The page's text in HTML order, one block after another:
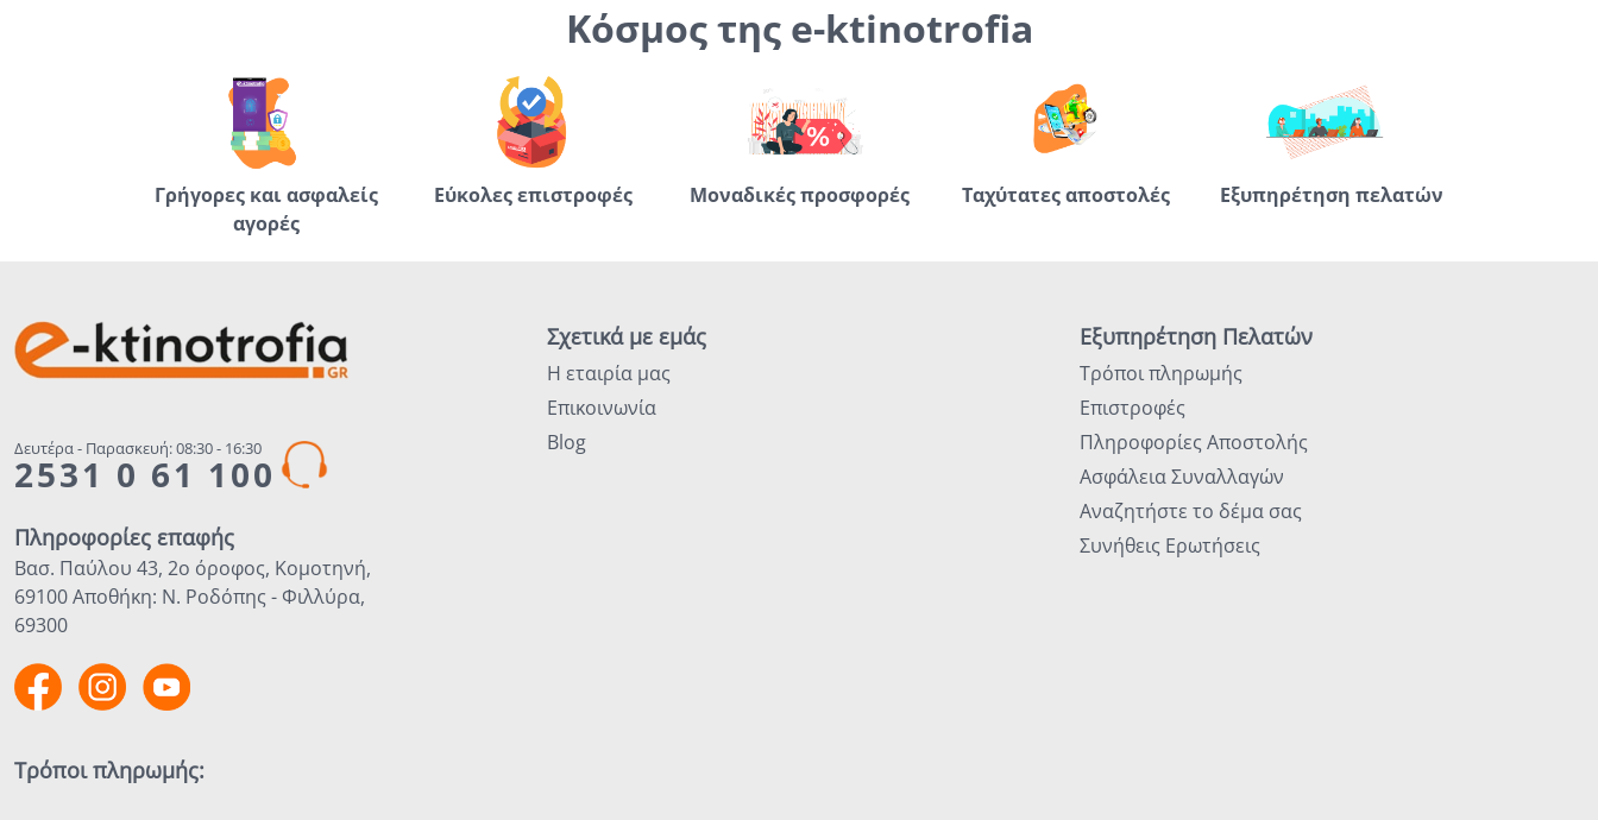
Κόσμος της e-ktinotrofia
Γρήγορες και ασφαλείς
αγορές
Εύκολες επιστροφές Μοναδικές προσφορές Ταχύτατες αποστολές Εξυπηρέτηση πελατών
Δευτέρα - Παρασκευή: 08:30 - 16:30
2531 0 61 100
Πληροφορίες επαφής
Βασ. Παύλου 43, 2ο όροφος, Κομοτηνή,
69100 Αποθήκη: Ν. Ροδόπης - Φιλλύρα,
69300
Σχετικά με εμάς
Η εταιρία μας
Επικοινωνία
Blog
Εξυπηρέτηση Πελατών
Τρόποι πληρωμής
Επιστροφές
Πληροφορίες Αποστολής
Ασφάλεια Συναλλαγών
Αναζητήστε το δέμα σας
Συνήθεις Ερωτήσεις
Τρόποι πληρωμής: